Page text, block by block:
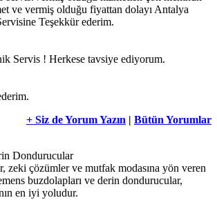
ve vermiş olduğu fiyattan dolayı Antalya
Teşekkür ederim.
Servis ! Herkese tavsiye ediyorum.
+ Siz de Yorum Yazın | Bütün Yorumlar
Dondurucular
zeki çözümler ve mutfak modasına yön veren
buzdolapları ve derin dondurucular,
en iyi yoludur.